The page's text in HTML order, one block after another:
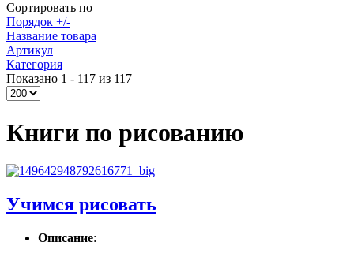
Сортировать по
Порядок +/-
Название товара
Артикул
Категория
Показано 1 - 117 из 117
Книги по рисованию
Учимся рисовать
Описание: